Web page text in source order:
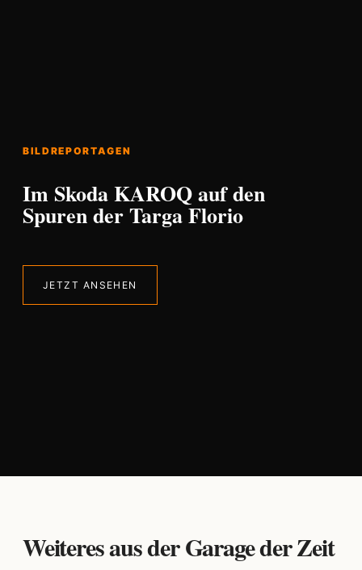
BILDREPORTAGEN
Im Skoda KAROQ auf den
Spuren der Targa Florio
JETZT ANSEHEN
Weiteres aus der Garage der Zeit